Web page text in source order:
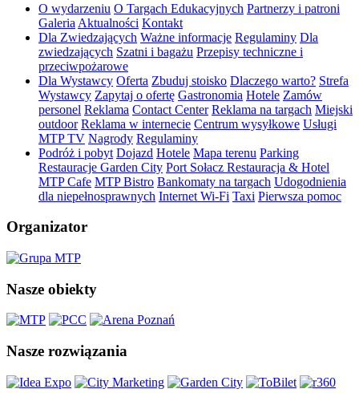
O wydarzeniu O Targach Edukacyjnych Partnerzy i patroni
Galeria Aktualności Kontakt
Dla Zwiedzających Ważne informacje Regulaminy Dla
zwiedzających Szatni i bagażu Przepisy techniczne i
przeciwpożarowe
Dla Wystawcy Oferta Zbuduj stoisko Dlaczego warto? Strefa
Wystawcy Zapytaj o ofertę Gastronomia Hotele Zamów
personel Reklama Contact Center Reklama na targach Miejski
outdoor Reklama w internecie Centrum wysyłkowe Usługi
MTP TV Nagrody Regulaminy
Podróż i pobyt Dojazd Hotele Mapa terenu Parking
Restauracje Garden City Port Sołacz Restauracja & Hotel
MTP Cafe MTP Bistro Bankomaty na targach Udogodnienia
dla niepełnosprawnych Internet Wi-Fi Taxi Pierwsza pomoc
Organizator
Nasze obiekty
Nasze rozwiązania